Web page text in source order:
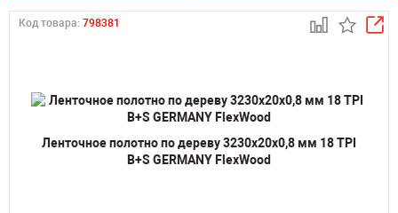
Код товара: 798381
Ленточное полотно по дереву 3230х20х0,8 мм 18 TPI
B+S GERMANY FlexWood